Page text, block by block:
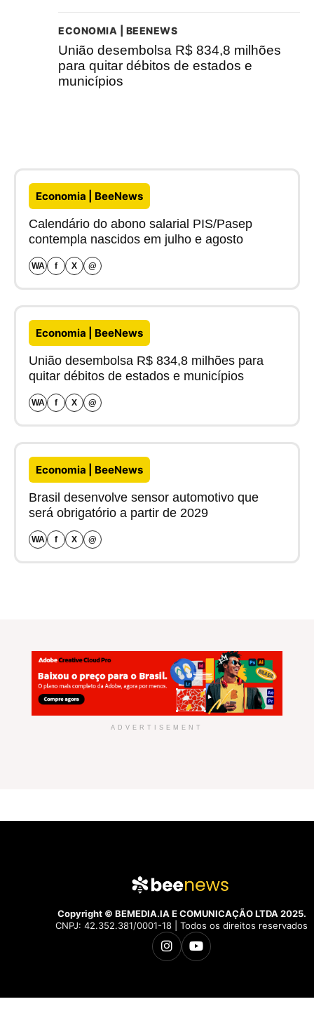
ECONOMIA | BEENEWS
União desembolsa R$ 834,8 milhões
para quitar débitos de estados e
municípios
Economia | BeeNews
Calendário do abono salarial PIS/Pasep
contempla nascidos em julho e agosto
WA f X @
Economia | BeeNews
União desembolsa R$ 834,8 milhões para
quitar débitos de estados e municípios
WA f X @
Economia | BeeNews
Brasil desenvolve sensor automotivo que
será obrigatório a partir de 2029
WA f X @
ADVERTISEMENT
Copyright © BEMEDIA.IA E COMUNICAÇÃO LTDA 2025.
CNPJ: 42.352.381/0001-18 | Todos os direitos reservados